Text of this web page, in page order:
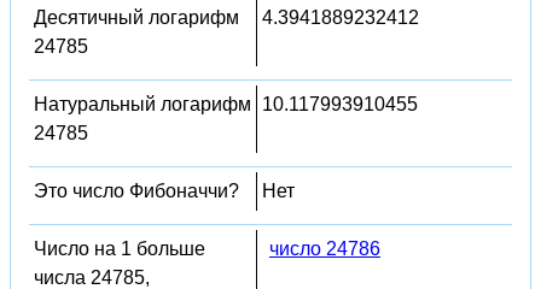
Десятичный логарифм
24785
4.3941889232412
Натуральный логарифм
24785
10.117993910455
Это число Фибоначчи? Нет
Число на 1 больше
числа 24785,
число 24786